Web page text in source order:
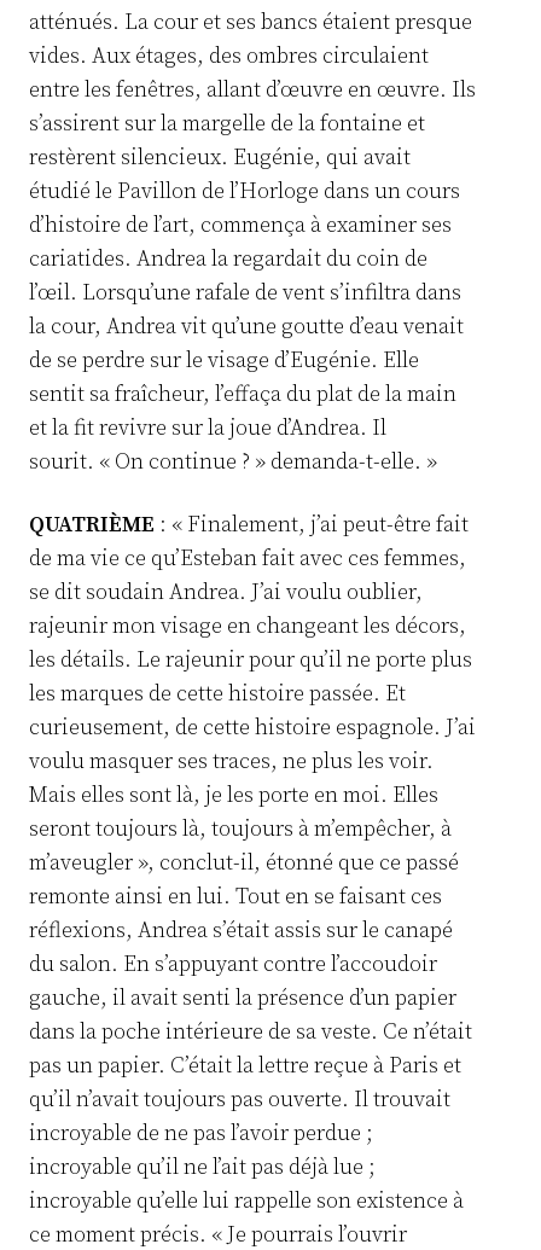
atténués. La cour et ses bancs étaient presque
vides. Aux étages, des ombres circulaient
entre les fenêtres, allant d’œuvre en œuvre. Ils
s’assirent sur la margelle de la fontaine et
restèrent silencieux. Eugénie, qui avait
étudié le Pavillon de l’Horloge dans un cours
d’histoire de l’art, commença à examiner ses
cariatides. Andrea la regardait du coin de
l’œil. Lorsqu’une rafale de vent s’infiltra dans
la cour, Andrea vit qu’une goutte d’eau venait
de se perdre sur le visage d’Eugénie. Elle
sentit sa fraîcheur, l’effaça du plat de la main
et la fit revivre sur la joue d’Andrea. Il
sourit. « On continue ? » demanda-t-elle. »
QUATRIÈME : « Finalement, j’ai peut-être fait
de ma vie ce qu’Esteban fait avec ces femmes,
se dit soudain Andrea. J’ai voulu oublier,
rajeunir mon visage en changeant les décors,
les détails. Le rajeunir pour qu’il ne porte plus
les marques de cette histoire passée. Et
curieusement, de cette histoire espagnole. J’ai
voulu masquer ses traces, ne plus les voir.
Mais elles sont là, je les porte en moi. Elles
seront toujours là, toujours à m’empêcher, à
m’aveugler », conclut-il, étonné que ce passé
remonte ainsi en lui. Tout en se faisant ces
réflexions, Andrea s’était assis sur le canapé
du salon. En s’appuyant contre l’accoudoir
gauche, il avait senti la présence d’un papier
dans la poche intérieure de sa veste. Ce n’était
pas un papier. C’était la lettre reçue à Paris et
qu’il n’avait toujours pas ouverte. Il trouvait
incroyable de ne pas l’avoir perdue ;
incroyable qu’il ne l’ait pas déjà lue ;
incroyable qu’elle lui rappelle son existence à
ce moment précis. « Je pourrais l’ouvrir